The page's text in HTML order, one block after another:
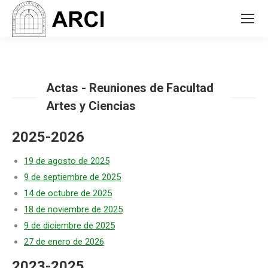
Actas - Reuniones de Facultad
Artes y Ciencias
2025-2026
19 de agosto de 2025
9 de septiembre de 2025
14 de octubre de 2025
18 de noviembre de 2025
9 de diciembre de 2025
27 de enero de 2026